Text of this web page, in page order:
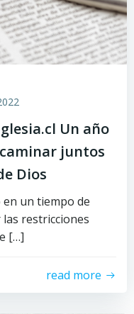
Un año
juntos
Dios
un tiempo de
restricciones
[…]
read more